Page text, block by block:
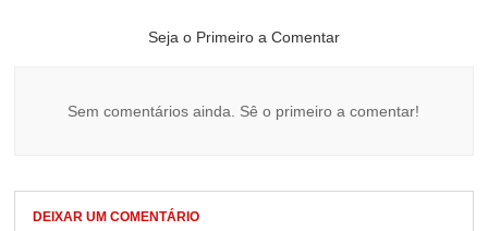
Seja o Primeiro a Comentar
Sem comentários ainda. Sê o primeiro a comentar!
DEIXAR UM COMENTÁRIO